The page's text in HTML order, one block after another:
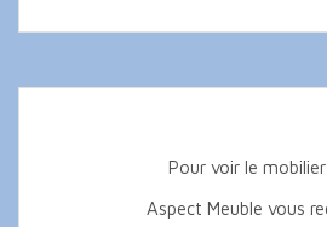
Pour voir le
Aspect Meuble vous